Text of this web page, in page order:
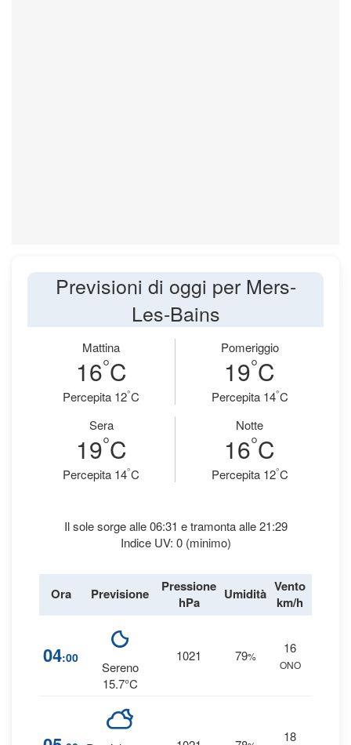
Previsioni di oggi per Mers-
Les-Bains
Mattina
16°C
Percepita 12°C
Pomeriggio
19°C
Percepita 14°C
Sera
19°C
Percepita 14°C
Notte
16°C
Percepita 12°C
Il sole sorge alle 06:31 e tramonta alle 21:29
Indice UV: 0 (minimo)
Ora Previsione
Pressione
hPa
Umidità Vento
km/h
04:00
Sereno
15.7°C
1021 79%
16
ONO
18